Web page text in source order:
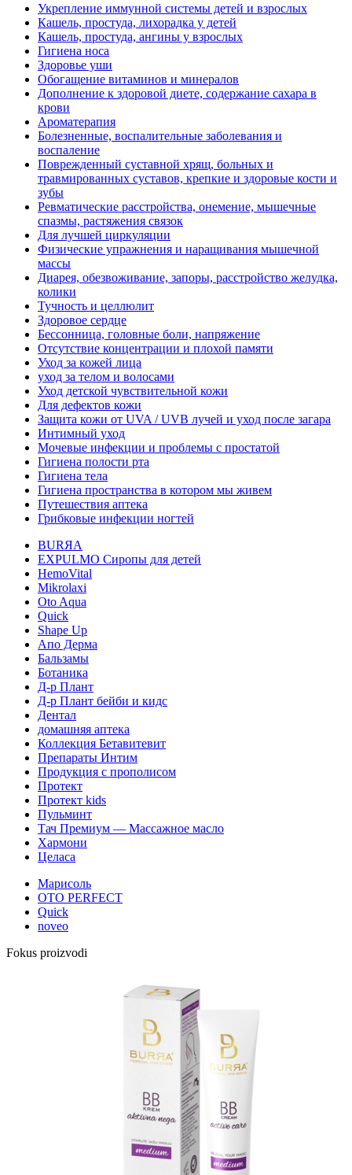
Укрепление иммунной системы детей и взрослых
Кашель, простуда, лихорадка у детей
Кашель, простуда, ангины у взрослых
Гигиена носа
Здоровье уши
Обогащение витаминов и минералов
Дополнение к здоровой диете, содержание сахара в
крови
Ароматерапия
Болезненные, воспалительные заболевания и
воспаление
Поврежденный суставной хрящ, больных и
травмированных суставов, крепкие и здоровые кости и
зубы
Ревматические расстройства, онемение, мышечные
спазмы, растяжения связок
Для лучшей циркуляции
Физические упражнения и наращивания мышечной
массы
Диарея, обезвоживание, запоры, расстройство желудка,
колики
Тучность и целлюлит
Здоровое сердце
Бессонница, головные боли, напряжение
Отсутствие концентрации и плохой памяти
Уход за кожей лица
уход за телом и волосами
Уход детской чувствительной кожи
Для дефектов кожи
Защита кожи от UVA / UVB лучей и уход после загара
Интимный уход
Мочевые инфекции и проблемы с простатой
Гигиена полости рта
Гигиена тела
Гигиена пространства в котором мы живем
Путешествия аптека
Грибковые инфекции ногтей
BURЯA
EXPULMO Сиропы для детей
HemoVital
Mikrolaxi
Oto Aqua
Quick
Shape Up
Апо Дерма
Бальзамы
Ботаника
Д-р Плант
Д-р Плант бейби и кидс
Дентал
домашняя аптека
Коллекция Бетавитевит
Препараты Интим
Продукция с прополисом
Протект
Протект kids
Пульминт
Тач Премиум — Массажное масло
Хармони
Целаса
Марисоль
OTO PERFECT
Quick
noveo
Fokus proizvodi